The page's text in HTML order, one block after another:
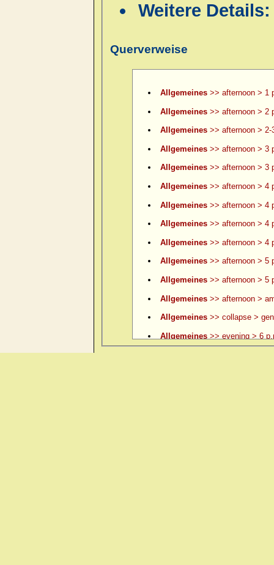
Weitere
Querverweise
Allgemeines>> afternoon > 1
Allgemeines>> afternoon > 2
Allgemeines>> afternoon > 2-
Allgemeines>> afternoon > 3
Allgemeines>> afternoon > 3
Allgemeines>> afternoon > 4
Allgemeines>> afternoon > 4
Allgemeines>> afternoon > 4
Allgemeines>> afternoon > 4
Allgemeines>> afternoon > 5
Allgemeines>> afternoon > 5
Allgemeines>> afternoon >
Allgemeines>> collapse >
Allgemeines>> evening > 6